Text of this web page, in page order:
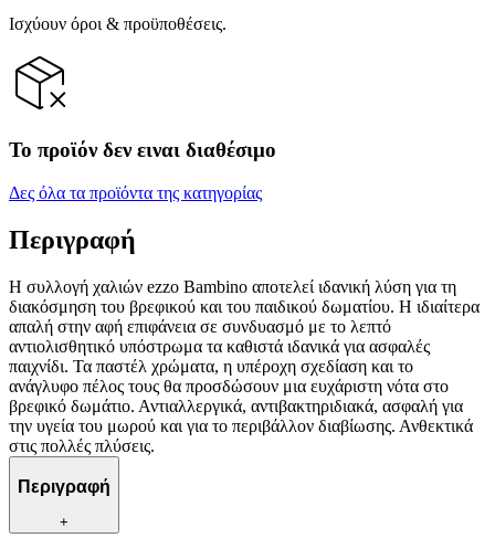
Ισχύουν όροι & προϋποθέσεις.
Το προϊόν δεν ειναι διαθέσιμο
Δες όλα τα προϊόντα της κατηγορίας
Περιγραφή
Η συλλογή χαλιών ezzo Bambino αποτελεί ιδανική λύση για τη
διακόσμηση του βρεφικού και του παιδικού δωματίου. Η ιδιαίτερα
απαλή στην αφή επιφάνεια σε συνδυασμό με το λεπτό
αντιολισθητικό υπόστρωμα τα καθιστά ιδανικά για ασφαλές
παιχνίδι. Τα παστέλ χρώματα, η υπέροχη σχεδίαση και το
ανάγλυφο πέλος τους θα προσδώσουν μια ευχάριστη νότα στο
βρεφικό δωμάτιο. Αντιαλλεργικά, αντιβακτηριδιακά, ασφαλή για
την υγεία του μωρού και για το περιβάλλον διαβίωσης. Ανθεκτικά
στις πολλές πλύσεις.
Περιγραφή
+